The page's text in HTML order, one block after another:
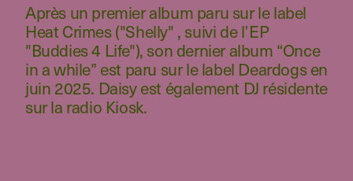
Après un premier album paru sur le label
Heat Crimes ("Shelly" , suivi de l’EP
"Buddies 4 Life"), son dernier album “Once
in a while” est paru sur le label Deardogs en
juin 2025. Daisy est également DJ résidente
sur la radio Kiosk.